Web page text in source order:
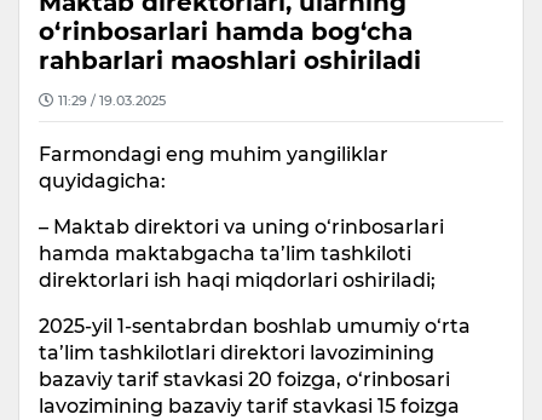
o‘rinbosarlari hamda bog‘cha
rahbarlari maoshlari oshiriladi
11:29 / 19.03.2025
Farmondagi eng muhim yangiliklar
quyidagicha:
– Maktab direktori va uning o‘rinbosarlari
hamda maktabgacha ta’lim tashkiloti
direktorlari ish haqi miqdorlari oshiriladi;
2025-yil 1-sentabrdan boshlab umumiy o‘rta
ta’lim tashkilotlari direktori lavozimining
bazaviy tarif stavkasi 20 foizga, o‘rinbosari
lavozimining bazaviy tarif stavkasi 15 foizga